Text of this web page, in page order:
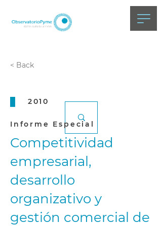
< Back
2010
Informe Especial
Competitividad
empresarial,
desarrollo
organizativo y
gestión comercial de